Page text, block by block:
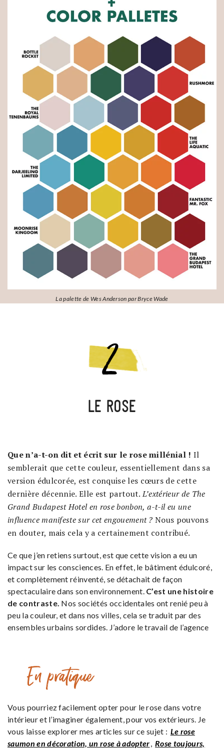
La palette de Wes Anderson par Bryce Wade
LE ROSE
Que n’a-t-on dit et écrit sur le rose millénial ! Il
semblerait que cette couleur, essentiellement dans sa
version édulcorée, est conquise les cœurs de cette
dernière décennie. Elle est partout.L’extérieur de The
Grand Budapest Hotel en rose bonbon, a-t-il eu une
influence manifeste sur cet engouement ? Nous pouvons
en douter, mais cela y a certainement contribué.
Ce que j’en retiens surtout, est que cette vision a eu un
impact sur les consciences. En effet, le bâtiment édulcoré,
et complètement réinventé, se détachait de façon
spectaculaire dans son environnement. C’est une histoire
de contraste. Nos sociétés occidentales ont renié peu à
peu la couleur, et dans nos villes, cela se traduit par des
ensembles urbains sordides. J’adore le travail de l’agence
En pratique
Vous pourriez facilement opter pour le rose dans votre
intérieur et l’imaginer également, pour vos extérieurs. Je
vous laisse explorer mes articles sur ce sujet : Le rose
saumon en décoration, un rose à adopter
Rose toujours,